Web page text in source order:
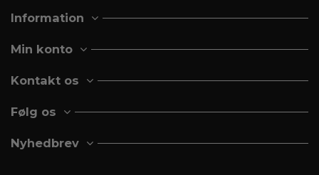
Information
Min konto
Kontakt os
Følg os
Nyhedbrev